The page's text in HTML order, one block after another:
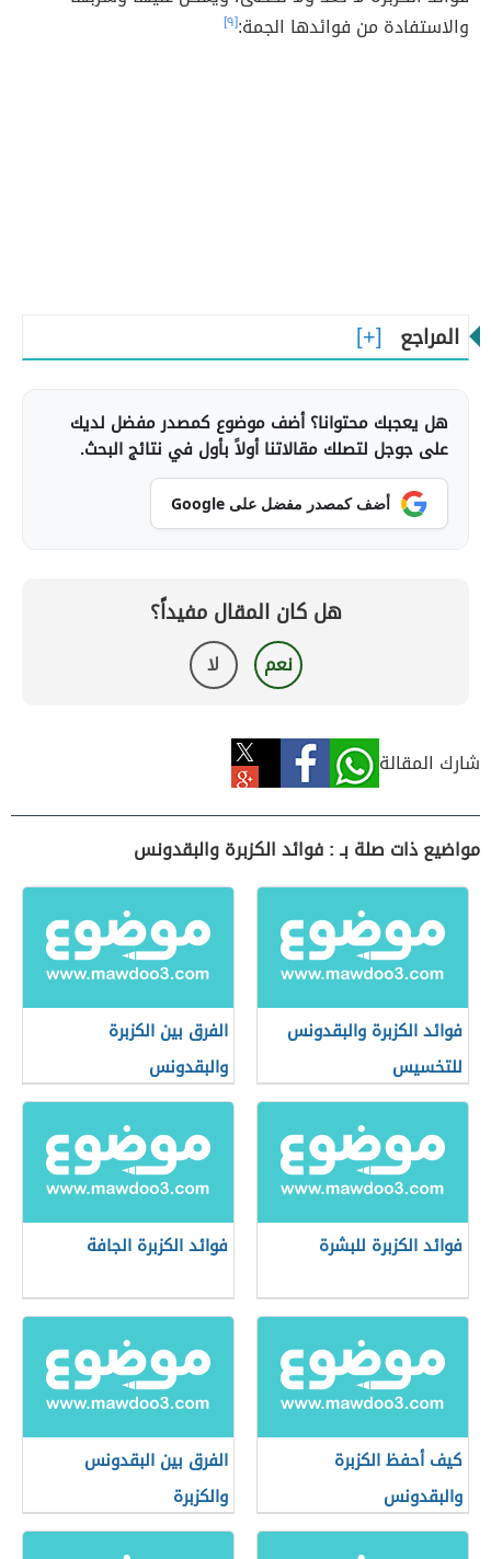
والاستفادة من فوائدها الجمة:[٩]
المراجع
هل يعجبك محتوانا؟ أضف موضوع كمصدر مفضل لديك
على جوجل لتصلك مقالاتنا أولاً بأول في نتائج البحث.
أضف كمصدر مفضل على Google
هل كان المقال مفيداً؟
نعم لا
شارك المقالة
مواضيع ذات صلة بـ : فوائد الكزبرة والبقدونس
فوائد الكزبرة والبقدونس
للتخسيس
الفرق بين الكزبرة
والبقدونس
فوائد الكزبرة للبشرة فوائد الكزبرة الجافة
كيف أحفظ الكزبرة
والبقدونس
الفرق بين البقدونس
والكزبرة